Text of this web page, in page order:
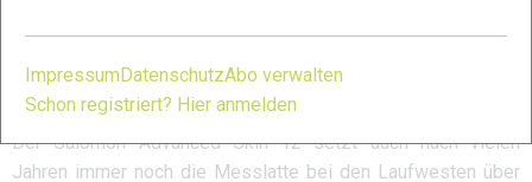
Gewicht: 293 g
Fazit
Der Salomon Advanced Skin 12 setzt auch nach vielen
Jahren immer noch die Messlatte bei den Laufwesten über
ImpressumDatenschutzAbo verwalten
Schon registriert? Hier anmelden